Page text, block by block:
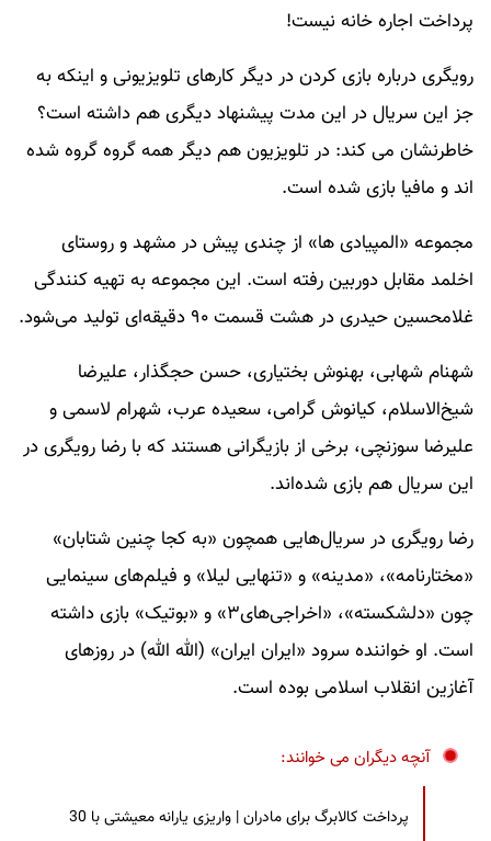
پرداخت اجاره خانه نیست!
رویگری درباره بازی کردن در دیگر کارهای تلویزیونی و اینکه به
جز این سریال در این مدت پیشنهاد دیگری هم داشته است؟
خاطرنشان می کند: در تلویزیون هم دیگر همه گروه گروه شده
اند و مافیا بازی شده است.
مجموعه «المپیادی ها» از چندی پیش در مشهد و روستای
اخلمد مقابل دوربین رفته است. این مجموعه به تهیه کنندگی
غلامحسین حیدری در هشت قسمت ۹۰ دقیقه‌ای تولید می‌شود.
شهنام شهابی، بهنوش بختیاری، حسن حجگذار، علیرضا
شیخ‌الاسلام، کیانوش گرامی، سعیده عرب، شهرام لاسمی و
علیرضا سوزنچی، برخی از بازیگرانی هستند که با رضا رویگری در
این سریال هم بازی شده‌اند.
رضا رویگری در سریال‌هایی همچون «به کجا چنین شتابان»
«مختارنامه»، «مدینه» و «تنهایی لیلا» و فیلم‌های سینمایی
چون «دلشکسته»، «اخراجی‌های۳» و «بوتیک» بازی داشته
است. او خواننده سرود «ایران ایران» (الله الله) در روزهای
آغازین انقلاب اسلامی بوده است.
آنچه دیگران می خوانند:
پرداخت کالابرگ برای مادران | واریزی یارانه معیشتی با 30